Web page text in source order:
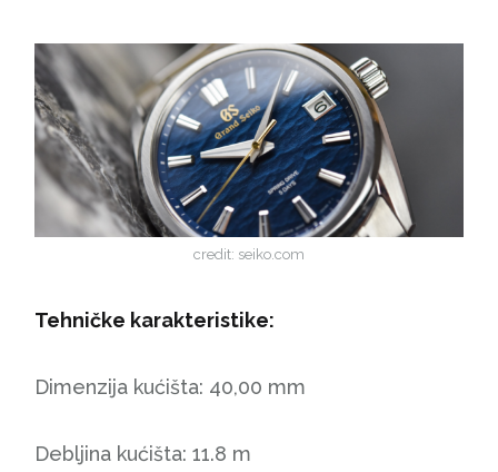
credit: seiko.com
Tehničke karakteristike:
Dimenzija kućišta: 40,00 mm
Debljina kućišta: 11.8 m